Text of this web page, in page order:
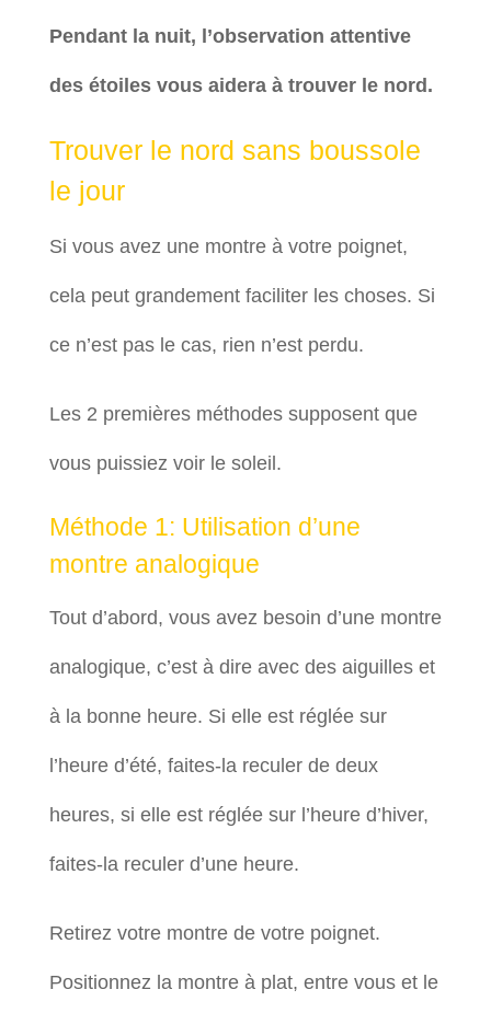
Pendant la nuit, l’observation attentive
des étoiles vous aidera à trouver le nord.
Trouver le nord sans boussole
le jour
Si vous avez une montre à votre poignet,
cela peut grandement faciliter les choses. Si
ce n’est pas le cas, rien n’est perdu.
Les 2 premières méthodes supposent que
vous puissiez voir le soleil.
Méthode 1: Utilisation d’une
montre analogique
Tout d’abord, vous avez besoin d’une montre
analogique, c’est à dire avec des aiguilles et
à la bonne heure. Si elle est réglée sur
l’heure d’été, faites-la reculer de deux
heures, si elle est réglée sur l’heure d’hiver,
faites-la reculer d’une heure.
Retirez votre montre de votre poignet.
Positionnez la montre à plat, entre vous et le